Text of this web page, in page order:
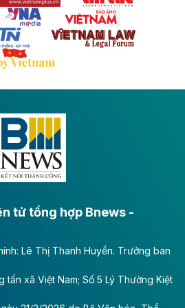
quốc tế tại Lạng Sơn.
tỷ đồng xây dựng cao
Bình
km được kỳ vọng sẽ tạo động
xã hội khu vực phía Nam đồng
không Việt Nam - CTCP
về lợi nhuận trong quý
tử tổng hợp Bnews -
Lê Thị Thanh Huyền. Trưởng ban
tấn xã Việt Nam; Số 5 Lý Thường Kiệt